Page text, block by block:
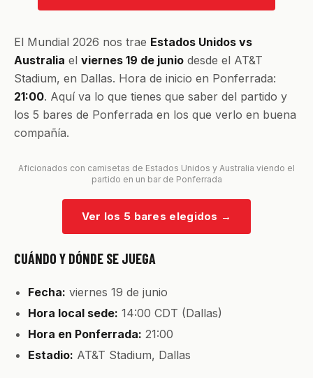
El Mundial 2026 nos trae Estados Unidos vs
Australia el viernes 19 de junio desde el AT&T
Stadium, en Dallas. Hora de inicio en Ponferrada:
21:00. Aquí va lo que tienes que saber del partido y
los 5 bares de Ponferrada en los que verlo en buena
compañía.
Aficionados con camisetas de Estados Unidos y Australia viendo el
partido en un bar de Ponferrada
Ver los 5 bares elegidos →
CUÁNDO Y DÓNDE SE JUEGA
Fecha: viernes 19 de junio
Hora local sede: 14:00 CDT (Dallas)
Hora en Ponferrada: 21:00
Estadio: AT&T Stadium, Dallas